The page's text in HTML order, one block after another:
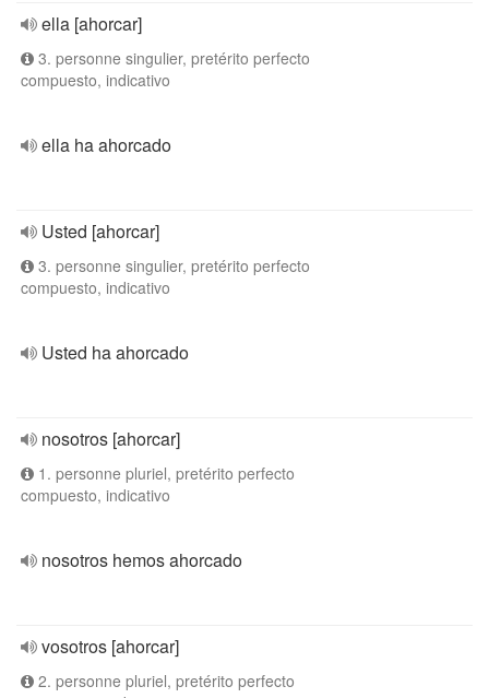
ella [ahorcar]
3. personne singulier, pretérito perfecto
compuesto, indicativo
ella ha ahorcado
Usted [ahorcar]
3. personne singulier, pretérito perfecto
compuesto, indicativo
Usted ha ahorcado
nosotros [ahorcar]
1. personne pluriel, pretérito perfecto
compuesto, indicativo
nosotros hemos ahorcado
vosotros [ahorcar]
2. personne pluriel, pretérito perfecto